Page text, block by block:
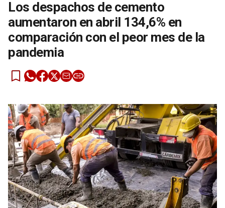
Los despachos de cemento
aumentaron en abril 134,6% en
comparación con el peor mes de la
pandemia